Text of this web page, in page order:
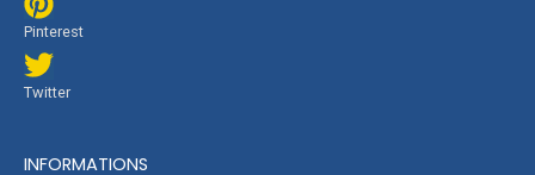
Pinterest
Twitter
INFORMATIONS